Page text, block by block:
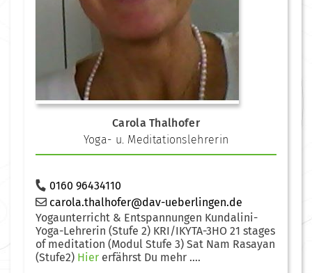
Carola Thalhofer
Yoga- u. Meditationslehrerin
0160 96434110
carola.thalhofer@dav-ueberlingen.de
Yogaunterricht & Entspannungen Kundalini-
Yoga-Lehrerin (Stufe 2) KRI/IKYTA-3HO 21 stages
of meditation (Modul Stufe 3) Sat Nam Rasayan
(Stufe2) Hier erfährst Du mehr ....